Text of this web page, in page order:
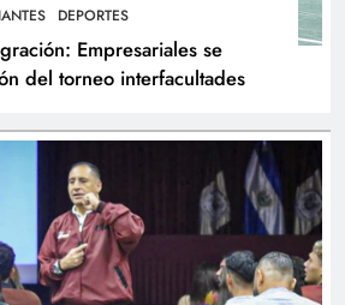
DEPORTES
Empresariales se
del torneo interfacultades